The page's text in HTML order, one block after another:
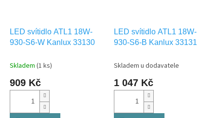
LED svítidlo ATL1 18W-
930-S6-W Kanlux 33130
Skladem (1 ks)
909 Kč
LED svítidlo ATL1 18W-
930-S6-B Kanlux 33131
Skladem u dodavatele
1 047 Kč